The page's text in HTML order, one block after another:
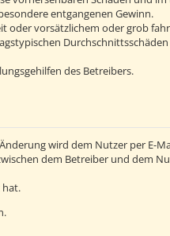
entgangenen Gewinn.
vorsätzlichem oder grob
des Betreibers.
wird dem Nutzer per E-
dem Betreiber und dem
hat.